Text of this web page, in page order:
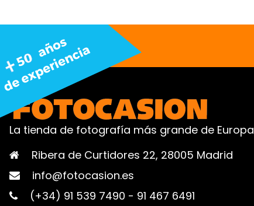
La tienda de fotografía más grande de Europa
Ribera de Curtidores 22, 28005 Madrid
info@fotocasion.es
(+34) 91 539 7490 - 91 467 6491